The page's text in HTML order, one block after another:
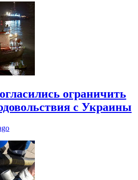
ограничить
с Украины